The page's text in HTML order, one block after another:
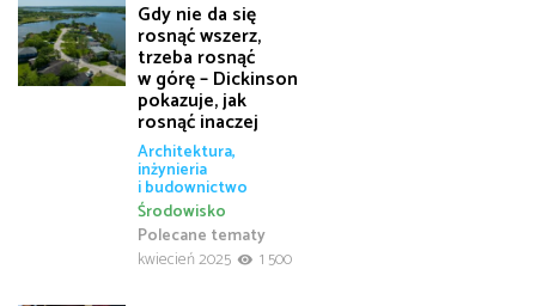
Gdy nie da się
rosnąć wszerz,
trzeba rosnąć
w górę – Dickinson
pokazuje, jak
rosnąć inaczej
Architektura,
inżynieria
i budownictwo
Polecane tematy
Środowisko
kwiecień 2025
1 500